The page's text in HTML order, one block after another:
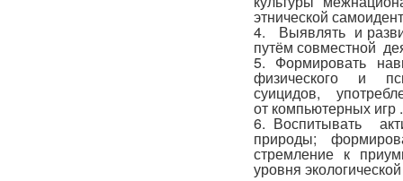
этнической
4. Выявлять и
путём совместной
5. Формировать
физического и
суицидов,
от компьютерных игр
6. Воспитывать
природы;
стремление к
уровня